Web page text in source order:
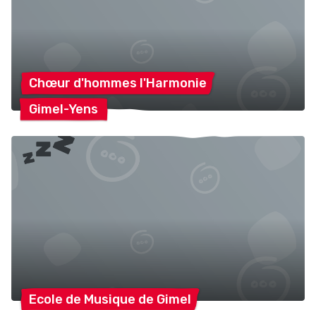
Chœur d'hommes l'Harmonie
Gimel-Yens
Ecole de Musique de Gimel